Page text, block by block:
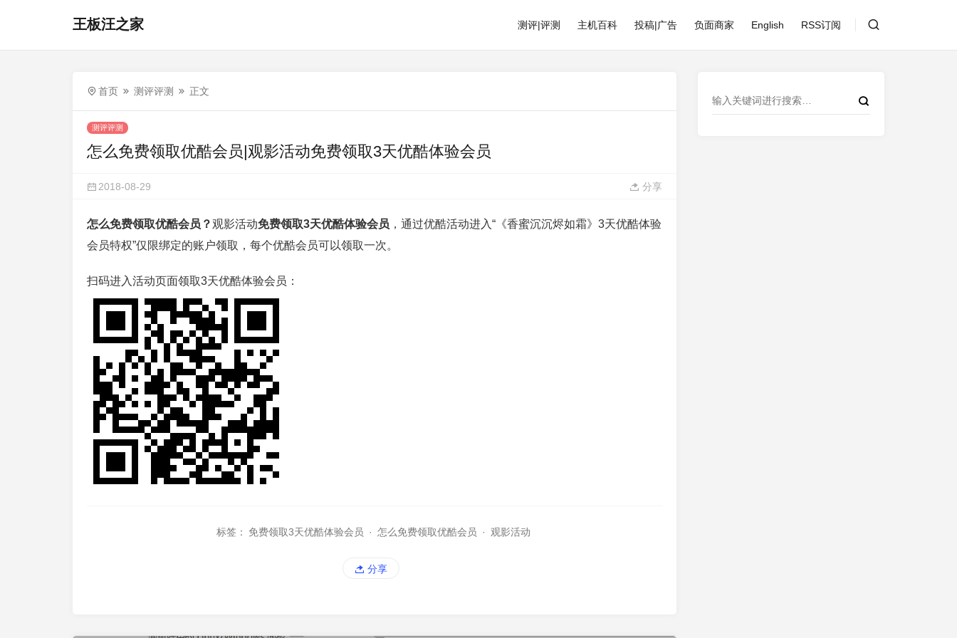
王板汪之家 测评|评测 主机百科 投稿|广告 负面商家 English RSS订阅
首页 测评评测 正文
测评评测
怎么免费领取优酷会员|观影活动免费领取3天优酷体验会员
2018-08-29 分享
怎么免费领取优酷会员？观影活动免费领取3天优酷体验会员 ，通过优酷活动进入“《香蜜沉沉烬如霜》3天优酷体验
会员特权”仅限绑定的账户领取，每个优酷会员可以领取一次。
扫码进入活动页面领取3天优酷体验会员：
标签： 免费领取3天优酷体验会员 · 怎么免费领取优酷会员 · 观影活动
分享